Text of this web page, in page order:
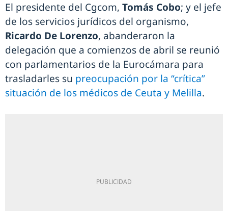
El presidente del Cgcom, Tomás Cobo; y el jefe
de los servicios jurídicos del organismo,
Ricardo De Lorenzo, abanderaron la
delegación que a comienzos de abril se reunió
con parlamentarios de la Eurocámara para
trasladarles su preocupación por la “crítica”
situación de los médicos de Ceuta y Melilla.